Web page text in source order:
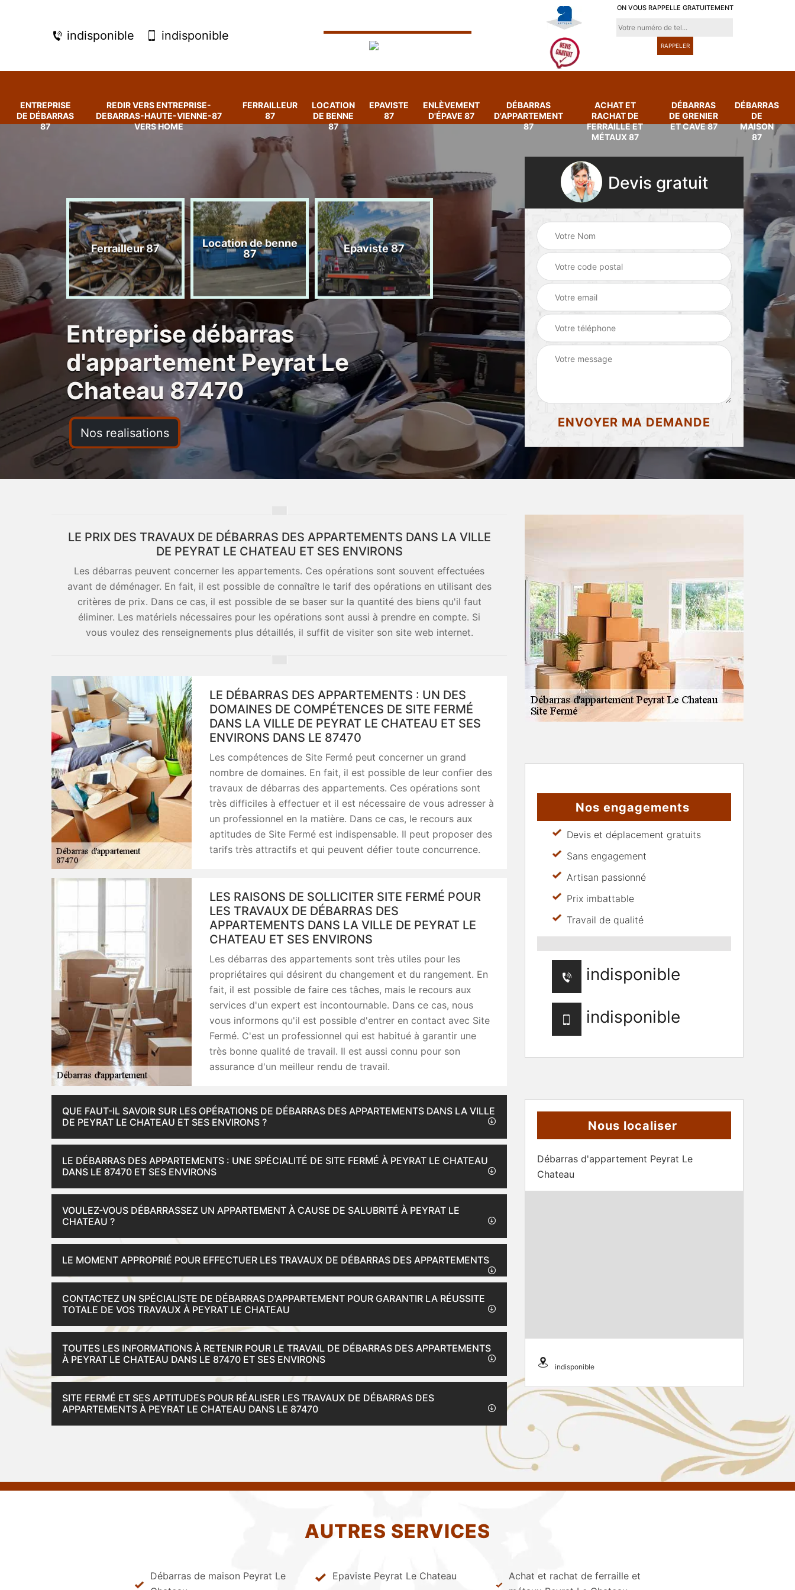
indisponible indisponible
ON VOUS RAPPELLE GRATUITEMENT
ENTREPRISE
DE DÉBARRAS
87
REDIR VERS ENTREPRISE-
DEBARRAS-HAUTE-VIENNE-87
VERS HOME
FERRAILLEUR
87
LOCATION
DE BENNE
87
EPAVISTE
87
ENLÈVEMENT
D'ÉPAVE 87
DÉBARRAS
D'APPARTEMENT
87
ACHAT ET
RACHAT DE
FERRAILLE ET
MÉTAUX 87
DÉBARRAS
DE GRENIER
ET CAVE 87
DÉBARRAS
DE
MAISON
87
de
87
Ferrailleur 87
Location de benne
87
Epaviste 87
d'épave 87
d'appartement 87
Achat et rachat de
ferraille et métaux
87
Entreprise débarras
d'appartement Peyrat Le
Chateau 87470
Nos realisations
Devis gratuit
LE PRIX DES TRAVAUX DE DÉBARRAS DES APPARTEMENTS DANS LA VILLE
DE PEYRAT LE CHATEAU ET SES ENVIRONS
Les débarras peuvent concerner les appartements. Ces opérations sont souvent effectuées
avant de déménager. En fait, il est possible de connaître le tarif des opérations en utilisant des
critères de prix. Dans ce cas, il est possible de se baser sur la quantité des biens qu'il faut
éliminer. Les matériels nécessaires pour les opérations sont aussi à prendre en compte. Si
vous voulez des renseignements plus détaillés, il suffit de visiter son site web internet.
LE DÉBARRAS DES APPARTEMENTS : UN DES
DOMAINES DE COMPÉTENCES DE SITE FERMÉ
DANS LA VILLE DE PEYRAT LE CHATEAU ET SES
ENVIRONS DANS LE 87470
Les compétences de Site Fermé peut concerner un grand
nombre de domaines. En fait, il est possible de leur confier des
travaux de débarras des appartements. Ces opérations sont
très difficiles à effectuer et il est nécessaire de vous adresser à
un professionnel en la matière. Dans ce cas, le recours aux
aptitudes de Site Fermé est indispensable. Il peut proposer des
tarifs très attractifs et qui peuvent défier toute concurrence.
LES RAISONS DE SOLLICITER SITE FERMÉ POUR
LES TRAVAUX DE DÉBARRAS DES
APPARTEMENTS DANS LA VILLE DE PEYRAT LE
CHATEAU ET SES ENVIRONS
Les débarras des appartements sont très utiles pour les
propriétaires qui désirent du changement et du rangement. En
fait, il est possible de faire ces tâches, mais le recours aux
services d'un expert est incontournable. Dans ce cas, nous
vous informons qu'il est possible d'entrer en contact avec Site
Fermé. C'est un professionnel qui est habitué à garantir une
très bonne qualité de travail. Il est aussi connu pour son
assurance d'un meilleur rendu de travail.
QUE FAUT-IL SAVOIR SUR LES OPÉRATIONS DE DÉBARRAS DES APPARTEMENTS DANS LA VILLE
DE PEYRAT LE CHATEAU ET SES ENVIRONS ?
LE DÉBARRAS DES APPARTEMENTS : UNE SPÉCIALITÉ DE SITE FERMÉ À PEYRAT LE CHATEAU
DANS LE 87470 ET SES ENVIRONS
VOULEZ-VOUS DÉBARRASSEZ UN APPARTEMENT À CAUSE DE SALUBRITÉ À PEYRAT LE
CHATEAU ?
LE MOMENT APPROPRIÉ POUR EFFECTUER LES TRAVAUX DE DÉBARRAS DES APPARTEMENTS
CONTACTEZ UN SPÉCIALISTE DE DÉBARRAS D'APPARTEMENT POUR GARANTIR LA RÉUSSITE
TOTALE DE VOS TRAVAUX À PEYRAT LE CHATEAU
TOUTES LES INFORMATIONS À RETENIR POUR LE TRAVAIL DE DÉBARRAS DES APPARTEMENTS
À PEYRAT LE CHATEAU DANS LE 87470 ET SES ENVIRONS
SITE FERMÉ ET SES APTITUDES POUR RÉALISER LES TRAVAUX DE DÉBARRAS DES
APPARTEMENTS À PEYRAT LE CHATEAU DANS LE 87470
Nos engagements
Devis et déplacement gratuits
Sans engagement
Artisan passionné
Prix imbattable
Travail de qualité
indisponible
indisponible
Nous localiser
Débarras d'appartement Peyrat Le
Chateau
indisponible
AUTRES SERVICES
Débarras de maison Peyrat Le
Epaviste Peyrat Le Chateau
Achat et rachat de ferraille et